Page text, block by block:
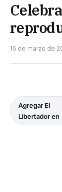
16 de marzo de
Agregar El
Libertador en